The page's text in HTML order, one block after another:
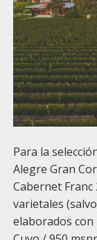
Para la
Alegre Gran
Cabernet Franc
varietales
elaborados con